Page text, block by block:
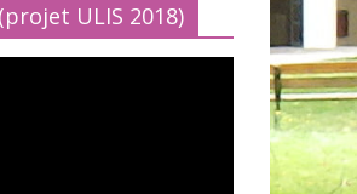
ULIS 2018)